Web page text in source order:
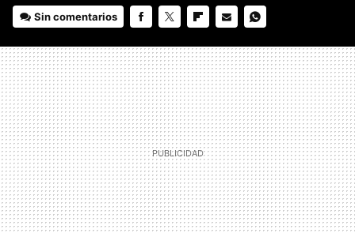
Sin comentarios
MAIL